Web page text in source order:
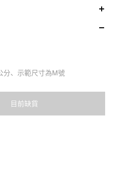
分、示範尺寸為M號
目前缺貨